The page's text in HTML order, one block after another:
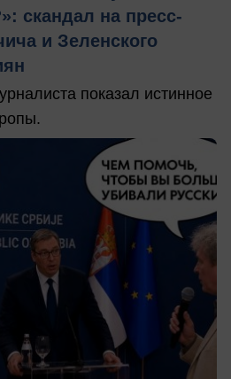
скандал на пресс-
и Зеленского
показал истинное